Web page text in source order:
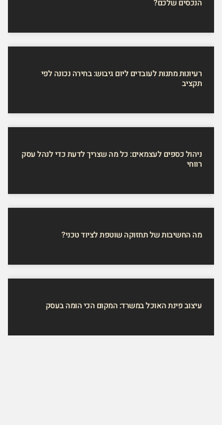
הנכסים שלכם?
רעיונות מתנות לעובדים ליום גיבוש: בחירה נכונה לפי
תקציב
ניהול כספים לעצמאים: כל מה שצריך לדעת כדי לנהל עסק
רווחי
מה החשיבות של תחזוקה שוטפת לציוד טכני?
עיצוב פינת האוכל במשרד: המקום הכי הומה בעסק